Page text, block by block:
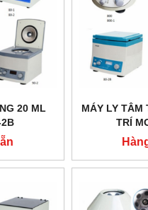
20 ML
MÁY LY TÂM
TRÍ